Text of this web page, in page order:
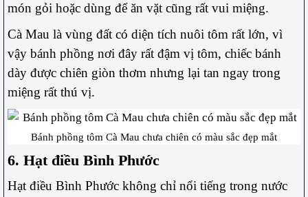
món gỏi hoặc dùng để ăn vặt cũng rất vui miệng.
Cà Mau là vùng đất có diện tích nuôi tôm rất lớn, vì
vậy bánh phồng nơi đây rất đậm vị tôm, chiếc bánh
dày được chiên giòn thơm nhưng lại tan ngay trong
miệng rất thú vị.
Bánh phồng tôm Cà Mau chưa chiên có màu sắc đẹp mắt
6. Hạt điều Bình Phước
Hạt điều Bình Phước không chỉ nổi tiếng trong nước